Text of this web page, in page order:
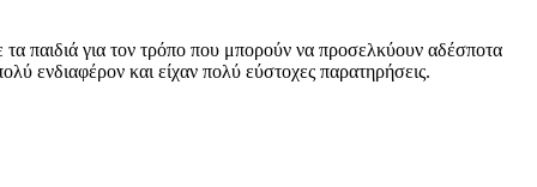
παιδιά για τον τρόπο που μπορούν να προσελκύουν αδέσποτα
ενδιαφέρον και είχαν πολύ εύστοχες παρατηρήσεις.